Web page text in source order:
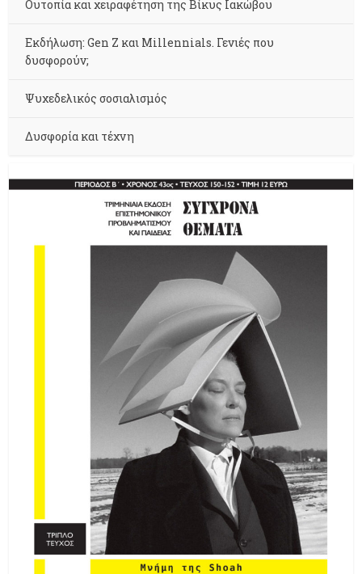
Ουτοπία και χειραφέτηση της Βίκυς Ιακώβου
Εκδήλωση: Gen Z και Millennials. Γενιές που
δυσφορούν;
Ψυχεδελικός σοσιαλισμός
Δυσφορία και τέχνη